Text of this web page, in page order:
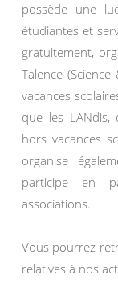
possède une
étudiantes et
gratuitement,
Talence
vacances
que les
hors vacances
organise
participe en
associations.
Vous pourrez
relatives à nos